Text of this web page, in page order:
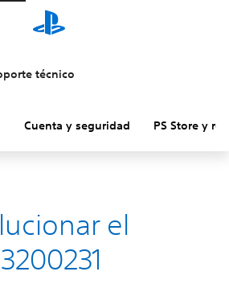
técnico
Cuenta y seguridad PS Store y
el